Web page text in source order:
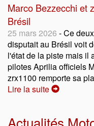
Marco Bezzecchi et
Brésil
25 mars 2026 - Ce
disputait au Brésil voit
l'état de la piste mais il
pilotes Aprilia officiels
zrx1100 remporte sa
Lire la suite
Actualités